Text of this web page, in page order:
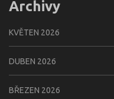
Archivy
KVĚTEN 2026
DUBEN 2026
BŘEZEN 2026